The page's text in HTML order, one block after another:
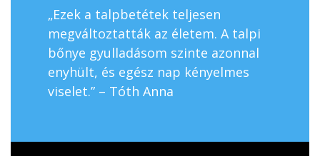
„Ezek a talpbetétek teljesen
megváltoztatták az életem. A talpi
bőnye gyulladásom szinte azonnal
enyhült, és egész nap kényelmes
viselet.” – Tóth Anna